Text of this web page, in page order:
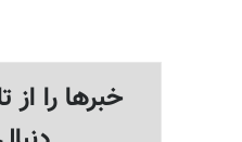
خبرها را از